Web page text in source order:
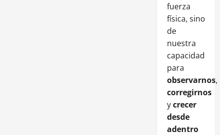
fuerza
física, sino
de
nuestra
capacidad
para
observarnos,
corregirnos
ycrecer
desde
adentro